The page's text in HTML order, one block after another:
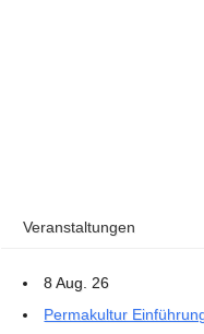
Veranstaltungen
8 Aug. 26
Permakultur